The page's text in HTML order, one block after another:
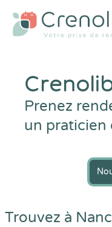
Prenez
un praticien
Trouvez à